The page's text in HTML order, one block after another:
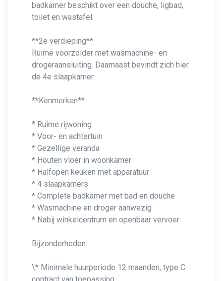
badkamer beschikt over een douche, ligbad,
toilet en wastafel.
**2e verdieping**
Ruime voorzolder met wasmachine- en
drogeraansluiting. Daarnaast bevindt zich hier
de 4e slaapkamer.
**Kenmerken**
* Ruime rijwoning
* Voor- en achtertuin
* Gezellige veranda
* Houten vloer in woonkamer
* Halfopen keuken met apparatuur
* 4 slaapkamers
* Complete badkamer met bad en douche
* Wasmachine en droger aanwezig
* Nabij winkelcentrum en openbaar vervoer
Bijzonderheden:
\* Minimale huurperiode 12 maanden, type C